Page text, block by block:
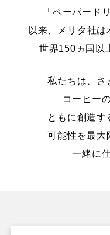
「ペーパード
以来、メリタ社
世界150ヵ国以
私たちは、さ
コーヒー
ともに創造す
可能性を最大
一緒に